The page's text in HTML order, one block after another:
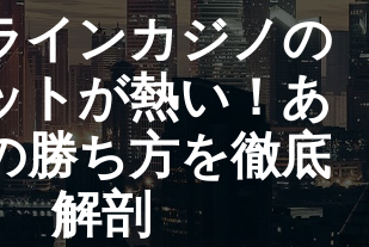
インカジノの
トが熱い！あ
勝ち方を徹底
解剖